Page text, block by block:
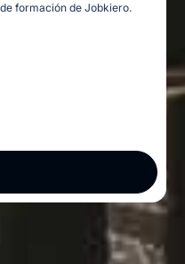
formación de Jobkiero.